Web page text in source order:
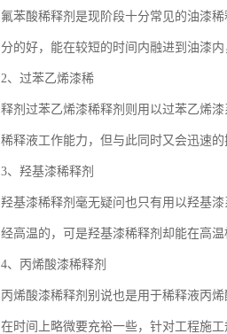
氟苯酸稀释剂是现阶段十分常见的油漆
分的好，能在较短的时间内融进到油漆
2、过苯乙烯漆稀
释剂过苯乙烯漆稀释剂则用以过苯乙烯
稀释液工作能力，但与此同时又会迅速
3、羟基漆稀释剂
羟基漆稀释剂毫无疑问也只有用以羟基
经高温的，可是羟基漆稀释剂却能在高
4、丙烯酸漆稀释剂
丙烯酸漆稀释剂别说也是用于稀释液丙
在时间上略微要充裕一些，针对工程施工